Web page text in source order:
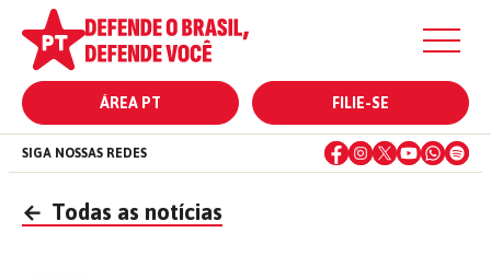
ÁREA PT FILIE-SE
SIGA NOSSAS REDES
← Todas as notícias